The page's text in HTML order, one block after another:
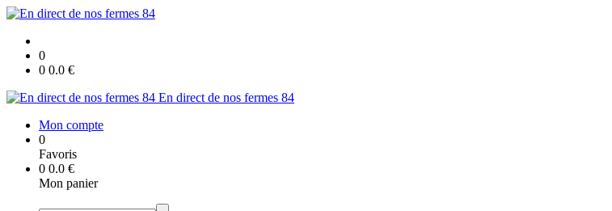
0
0 0.0 €
En direct de nos fermes 84
Mon compte
0
Favoris
0 0.0 €
Mon panier